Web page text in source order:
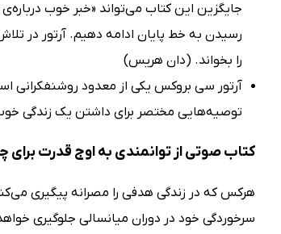
جایگزین این کتاب می‌تواند «خبر خوب
رسیدن به خط پایان ادامه دهیم. آرتور در
را بخواند. (دان هریس)
آرتور سی بروکس یکی از معدود روشنفکرانی
توصیه‌هایی مختصر برای داشتن یک زندگی
کتاب صوتی از توانمندی به اوج قدرت
هرکس که در زندگی هدفی را مصرانه پیگیری
سرخوردگی خود در دوران میانسالی جلوگیری